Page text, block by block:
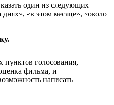
один из следующих
днях», «в этом месяце», «около
пунктов голосования,
фильма, и
написать